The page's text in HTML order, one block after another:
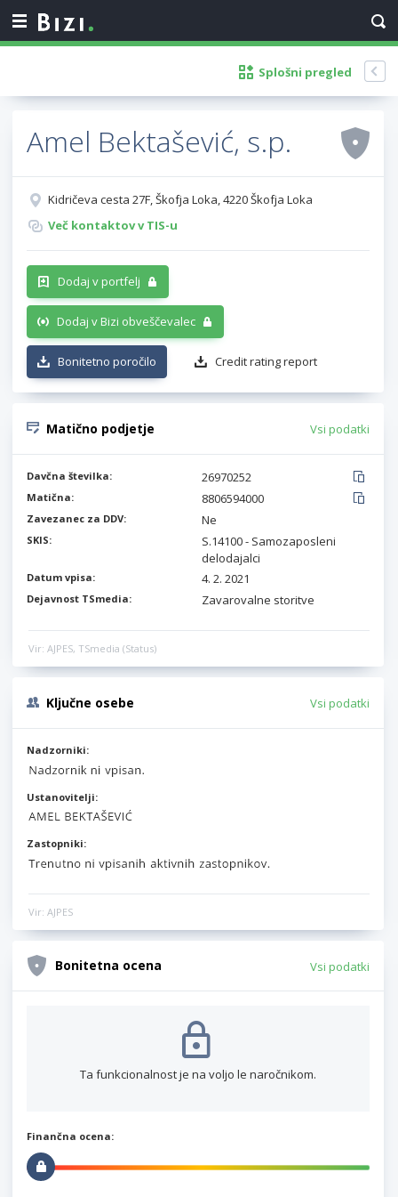
Splošni pregled
Amel Bektašević, s.p.
Kidričeva cesta 27F, Škofja Loka, 4220 Škofja Loka
Več kontaktov v TIS-u
Dodaj v portfelj
Dodaj v Bizi obveščevalec
Bonitetno poročilo Credit rating report
Matično podjetje Vsi podatki
Davčna številka: 26970252
Matična: 8806594000
Zavezanec za DDV: Ne
SKIS:
S.14100 - Samozaposleni
delodajalci
Datum vpisa: 4. 2. 2021
Dejavnost TSmedia: Zavarovalne storitve
Vir: AJPES, TSmedia (Status)
Ključne osebe Vsi podatki
Nadzorniki:
Ustanovitelji:
Zastopniki:
Vir: AJPES
Bonitetna ocena Vsi podatki
Ta funkcionalnost je na voljo le naročnikom.
Finančna ocena: